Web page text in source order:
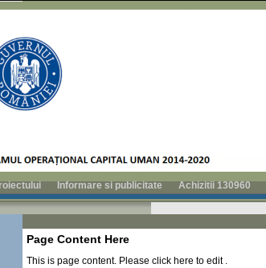
Informare si publicitate Achizitii 130960
Page Content Here
This is page content. Please click here to edit .